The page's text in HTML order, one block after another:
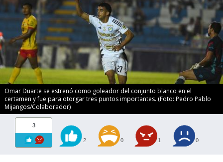
Omar Duarte se estrenó como goleador del conjunto blanco en el
certamen y fue para otorgar tres puntos importantes. (Foto: Pedro Pablo
Mijangos/Colaborador)
3
2 0 1 0